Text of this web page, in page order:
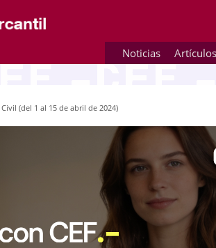
Noticias Artículos
(del 1 al 15 de abril de 2024)